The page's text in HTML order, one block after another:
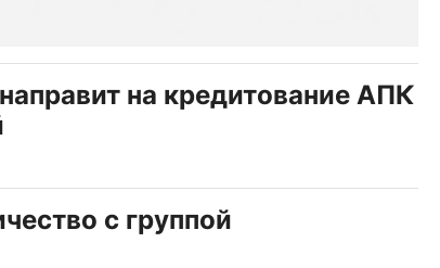
на кредитование АПК
с группой